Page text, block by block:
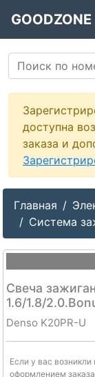
GOODZONE
доступна
заказа и
Главная
Система
Свеча
1.6/1.8/
Denso K20PR-U
Если у вас
оформлением